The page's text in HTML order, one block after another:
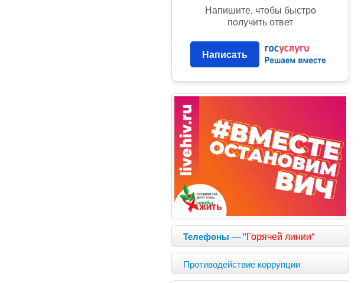
Напишите, чтобы быстро
получить ответ
Написать
Телефоны —"Горячей линии"
Противодействие коррупции